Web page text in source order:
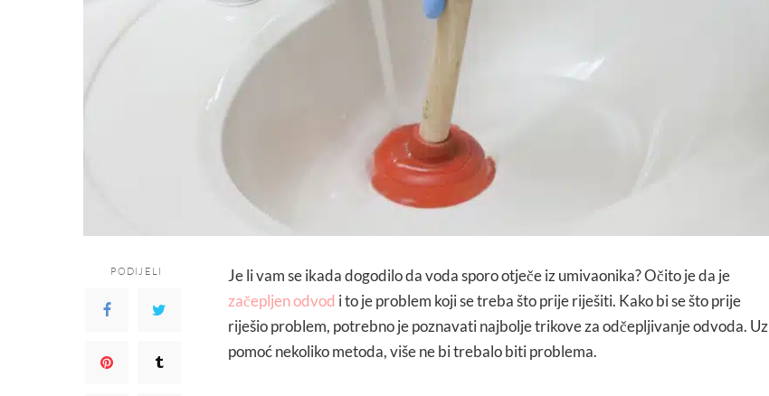
PODIJELI
Je li vam se ikada dogodilo da voda sporo otječe iz umivaonika? Očito je da je
začepljen odvod i to je problem koji se treba što prije riješiti. Kako bi se što prije
riješio problem, potrebno je poznavati najbolje trikove za odčepljivanje odvoda. Uz
pomoć nekoliko metoda, više ne bi trebalo biti problema.